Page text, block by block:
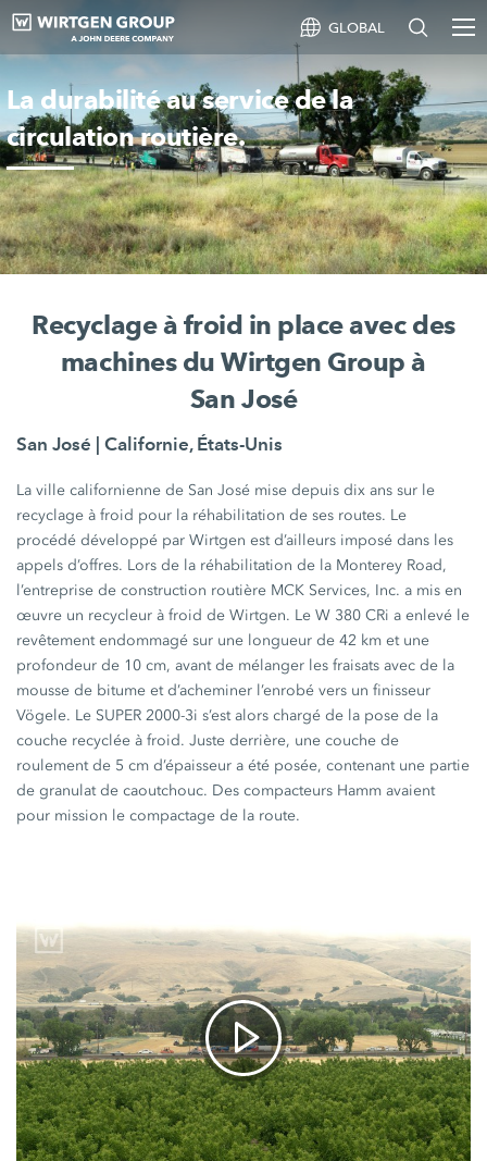
GLOBAL
La durabilité au service de la
circulation routière.
Recyclage à froid in place avec des
machines du Wirtgen Group à
San José
San José | Californie, États-Unis
La ville californienne de San José mise depuis dix ans sur le
recyclage à froid pour la réhabilitation de ses routes. Le
procédé développé par Wirtgen est d’ailleurs imposé dans les
appels d’offres. Lors de la réhabilitation de la Monterey Road,
l’entreprise de construction routière MCK Services, Inc. a mis en
œuvre un recycleur à froid de Wirtgen. LeW 380 CRi a enlevé le
revêtement endommagé sur une longueur de42 km et une
profondeur de 10 cm, avant de mélanger les fraisats avec de la
mousse de bitume et d’acheminer l’enrobé vers un finisseur
Vögele. Le SUPER 2000-3i s’est alors chargé de la pose de la
couche recyclée à froid. Juste derrière, une couche de
roulement de 5 cm d’épaisseur a été posée, contenant une partie
de granulat de caoutchouc. Des compacteurs Hamm avaient
pour mission le compactage de la route.